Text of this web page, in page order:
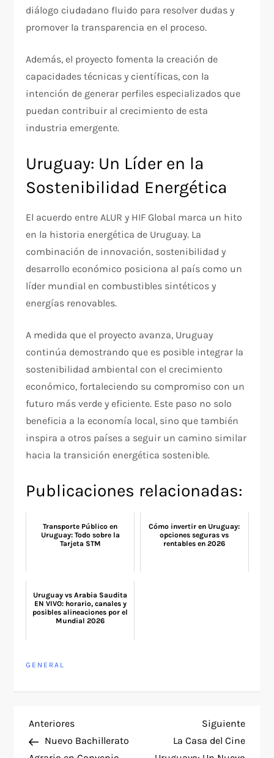
diálogo ciudadano fluido para resolver dudas y
promover la transparencia en el proceso.
Además, el proyecto fomenta la creación de
capacidades técnicas y científicas, con la
intención de generar perfiles especializados que
puedan contribuir al crecimiento de esta
industria emergente.
Uruguay: Un Líder en la
Sostenibilidad Energética
El acuerdo entre ALUR y HIF Global marca un hito
en la historia energética de Uruguay. La
combinación de innovación, sostenibilidad y
desarrollo económico posiciona al país como un
líder mundial en combustibles sintéticos y
energías renovables.
A medida que el proyecto avanza, Uruguay
continúa demostrando que es posible integrar la
sostenibilidad ambiental con el crecimiento
económico, fortaleciendo su compromiso con un
futuro más verde y eficiente. Este paso no solo
beneficia a la economía local, sino que también
inspira a otros países a seguir un camino similar
hacia la transición energética sostenible.
Publicaciones relacionadas:
Transporte Público en
Uruguay: Todo sobre la
Tarjeta STM
Cómo invertir en Uruguay:
opciones seguras vs
rentables en 2026
Uruguay vs Arabia Saudita
EN VIVO: horario, canales y
posibles alineaciones por el
Mundial 2026
GENERAL
N
Entrada
anterior
Anteriores
Nuevo Bachillerato
Siguiente
La Casa del Cine